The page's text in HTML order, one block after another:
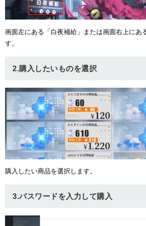
画面左にある「白夜補給」または画面右上にあ
す。
2.購入したいものを選択
購入したい商品を選択します。
3.パスワードを入力して購入